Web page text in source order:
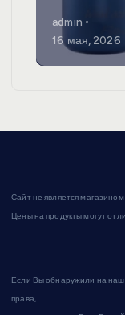
admin
16 мая, 2026
Сайт не является
Цены на продукты могут
Если Вы обнаружили на
права,